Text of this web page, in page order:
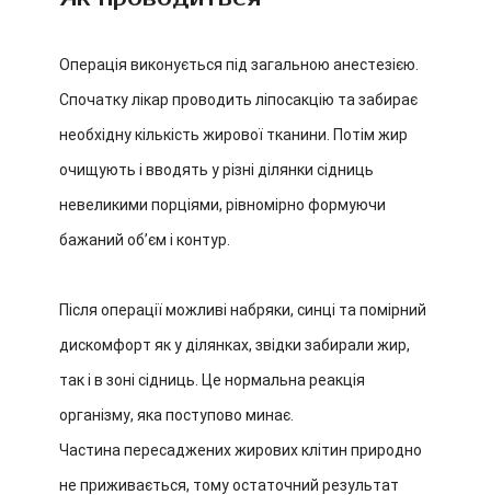
Операція виконується під загальною анестезією.
Спочатку лікар проводить ліпосакцію та забирає
необхідну кількість жирової тканини. Потім жир
очищують і вводять у різні ділянки сідниць
невеликими порціями, рівномірно формуючи
бажаний об’єм і контур.
Після операції можливі набряки, синці та помірний
дискомфорт як у ділянках, звідки забирали жир,
так і в зоні сідниць. Це нормальна реакція
організму, яка поступово минає.
Частина пересаджених жирових клітин природно
не приживається, тому остаточний результат